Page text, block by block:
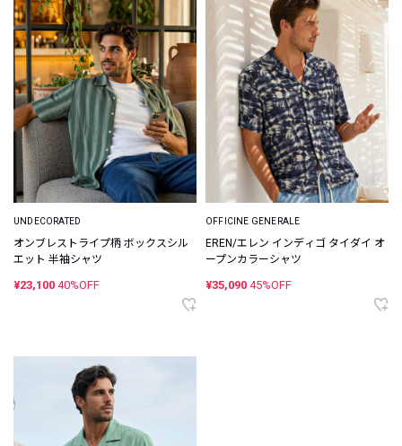
UNDECORATED
オンブレストライプ柄 ボックスシル
エット 半袖シャツ
¥23,100 40%OFF
OFFICINE GENERALE
EREN/エレン インディゴ タイダイ オ
ープンカラーシャツ
¥35,090 45%OFF